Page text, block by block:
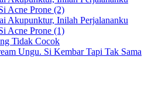
Acne Prone (2)
Akupunktur, Inilah Perjalananku
Acne Prone (1)
Tidak Cocok
Ungu. Si Kembar Tapi Tak Sama